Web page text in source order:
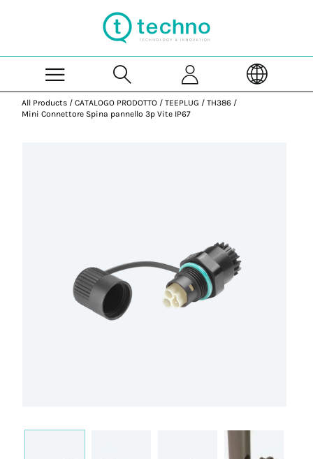
All Products / CATALOGO PRODOTTO / TEEPLUG / TH386 /
Mini Connettore Spina pannello 3p Vite IP67